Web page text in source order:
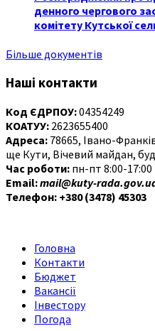
денного чергового
комітету Кутської
Більше документів
Наші контакти
Код ЄДРПОУ:04354249
КОАТУУ: 2623655400
Адреса: 78665, Івано-
ще Кути, Вічевий майдан,
Час роботи: пн-пт 8:00-17:00
Email:mail@kuty-
Телефон: +380 (3478) 45303
Головна
Контакти
Бюджет
Вакансії
Інвестору
Погода